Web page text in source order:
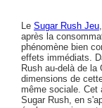
Le Sugar Rush Jeu
après la
phénomène bien
effets immédiats.
Rush au-delà de
dimensions de
même sociale. Cet
Sugar Rush, en